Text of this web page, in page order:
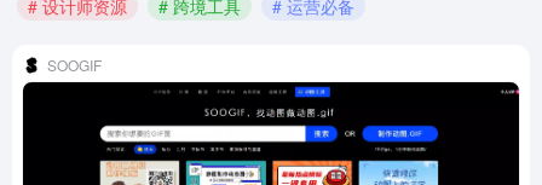
# 设计师资源
# 跨境工具 # 运营必备
SOOGIF